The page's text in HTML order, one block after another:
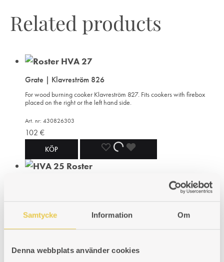
Samtycke Information Om
Denna webbplats använder cookies
Related products
Grate | Klavreström 826
For wood burning cooker Klavreström 827. Fits cookers with firebox
placed on the right or the left hand side.
Art. nr: 430826303
102 €
KÖP ADD ADDING
For wood burning cooker Klavreström 325. Fits cookers with firebox
KÖP ADDADDINGADDED